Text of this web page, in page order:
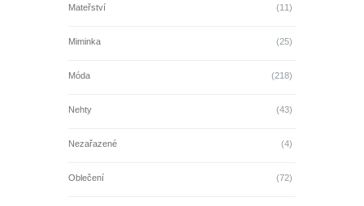
Mateřství (11)
Miminka (25)
Móda (218)
Nehty (43)
Nezařazené (4)
Oblečení (72)